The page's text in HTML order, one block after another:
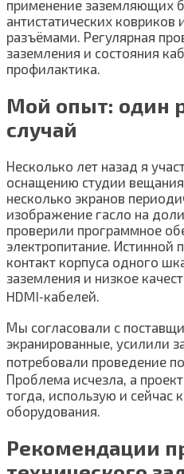
применение заземляющих
антистатических
разъёмами. Регулярная
заземления и состояния
профилактика.
Мой опыт: один
случай
Несколько лет назад я
оснащению студии
несколько экранов
изображение гасло на
проверили программное
электропитание. Истинной
контакт корпуса одного
заземления и низкое
HDMI‑кабелей.
Мы согласовали с
экранированные, усилили
потребовали проведение
Проблема исчезла, а
тогда, использую и сейчас
оборудования.
Рекомендации